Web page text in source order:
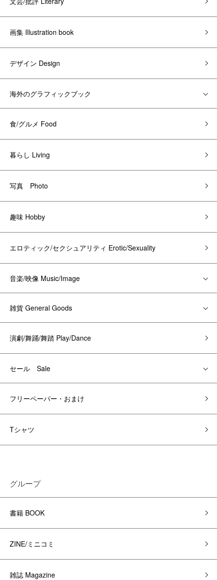
画集 Illustration book
デザイン Design
海外のグラフィックブック
食/グルメ Food
暮らし Living
写真 Photo
趣味 Hobby
エロティック/セクシュアリティ Erotic/Sexuality
音楽/映像 Music/Image
雑貨 General Goods
演劇/舞踊/舞踏 Play/Dance
セール Sale
フリーペーパー・おまけ
Tシャツ
グループ
書籍 BOOK
ZINE/ミニコミ
雑誌 Magazine